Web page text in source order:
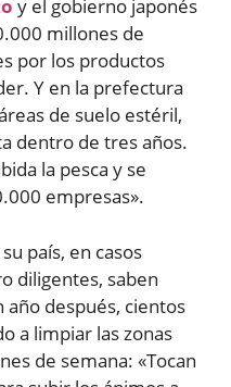
y el gobierno japonés
millones de
por los productos
Y en la prefectura
de suelo estéril,
dentro de tres años.
la pesca y se
empresas».
país, en casos
diligentes, saben
año después, cientos
a limpiar las zonas
de semana: «Tocan